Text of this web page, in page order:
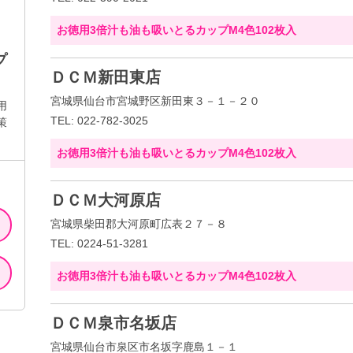
お徳用3倍汁も油も吸いとるカップM4色102枚入
ＤＣＭ新田東店
宮城県仙台市宮城野区新田東３－１－２０
TEL: 022-782-3025
お徳用3倍汁も油も吸いとるカップM4色102枚入
ＤＣＭ大河原店
宮城県柴田郡大河原町広表２７－８
TEL: 0224-51-3281
お徳用3倍汁も油も吸いとるカップM4色102枚入
ＤＣＭ泉市名坂店
宮城県仙台市泉区市名坂字鹿島１－１